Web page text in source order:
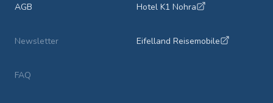
AGB
Newsletter
FAQ
Hotel K1 Nohra
Eifelland Reisemobile